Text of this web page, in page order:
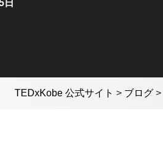
日
TEDxKobe 公式サイト > ブログ >